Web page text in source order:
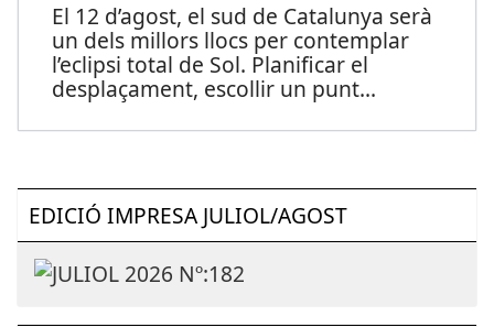
El 12 d’agost, el sud de Catalunya serà
un dels millors llocs per contemplar
l’eclipsi total de Sol. Planificar el
desplaçament, escollir un punt...
EDICIÓ IMPRESA JULIOL/AGOST